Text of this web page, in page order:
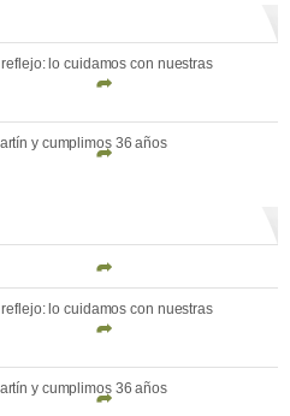
lo cuidamos con nuestras
y cumplimos 36 años
lo cuidamos con nuestras
y cumplimos 36 años